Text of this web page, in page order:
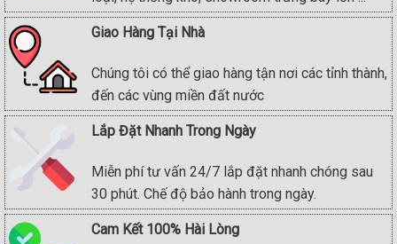
Giao Hàng Tại Nhà
Chúng tôi có thể giao hàng tận nơi các tỉnh thành,
đến các vùng miền đất nước
Lắp Đặt Nhanh Trong Ngày
Miễn phí tư vấn 24/7 lắp đặt nhanh chóng sau
30 phút. Chế độ bảo hành trong ngày.
Cam Kết 100% Hài Lòng